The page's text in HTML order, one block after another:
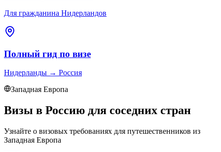
Для гражданина Нидерландов
Полный гид по визе
Нидерланды → Россия
Западная Европа
Визы в Россию для соседних стран
Узнайте о визовых требованиях для путешественников из
Западная Европа